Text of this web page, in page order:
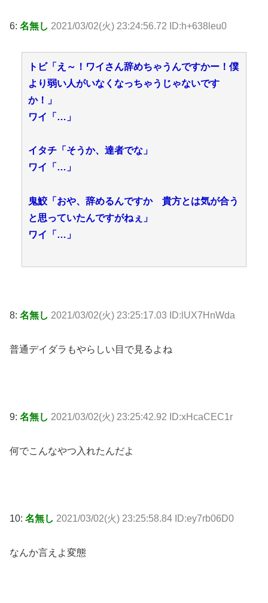
6: 名無し 2021/03/02(火) 23:24:56.72 ID:h+638leu0
トビ「え～！ワイさん辞めちゃうんですかー！僕
より弱い人がいなくなっちゃうじゃないです
か！」
ワイ「…」
イタチ「そうか、達者でな」
ワイ「…」
鬼鮫「おや、辞めるんですか 貴方とは気が合う
と思っていたんですがねぇ」
ワイ「…」
8: 名無し 2021/03/02(火) 23:25:17.03 ID:lUX7HnWda
普通デイダラもやらしい目で見るよね
9: 名無し 2021/03/02(火) 23:25:42.92 ID:xHcaCEC1r
何でこんなやつ入れたんだよ
10: 名無し 2021/03/02(火) 23:25:58.84 ID:ey7rb06D0
なんか言えよ変態